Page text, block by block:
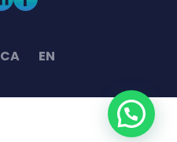
CA EN